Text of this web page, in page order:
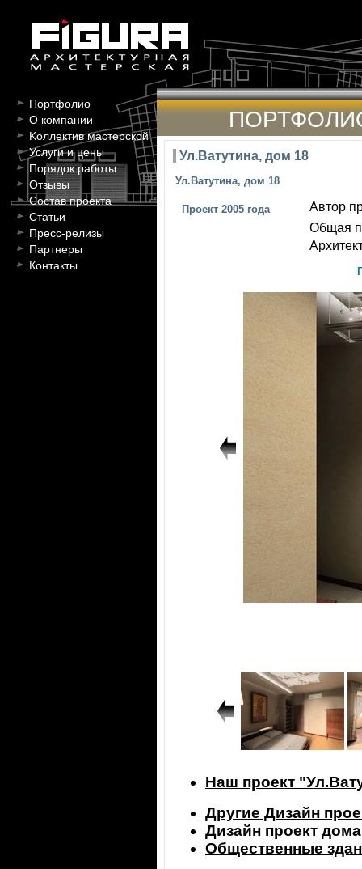
Портфолио
О компании
Kоллектив мастерской
Услуги и цены
Порядок работы
Отзывы
Состав проекта
Статьи
Пресс-релизы
Партнеры
Контакты
Ул.Ватутина, дом 18
Ул.Ватутина, дом 18
Проект 2005 года
Автор
Общая
Наш проект
Другие Дизайн
Дизайн проект дома
Общественные